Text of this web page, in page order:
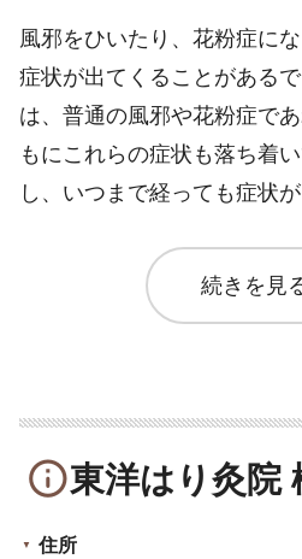
風邪をひいたり、花粉症に
症状が出てくることがある
は、普通の風邪や花粉症で
もにこれらの症状も落ち着
し、いつまで経っても症状
続きを見
info_outline東洋はり灸院
住所